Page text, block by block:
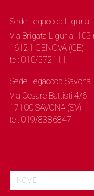
Sede Legacoop Liguria
Via Brigata Liguria, 105
16121 GENOVA (GE)
tel: 010/572111
Sede Legacoop Savona
Via Cesare Battisti 4/6
17100 SAVONA (SV)
tel: 019/8386847